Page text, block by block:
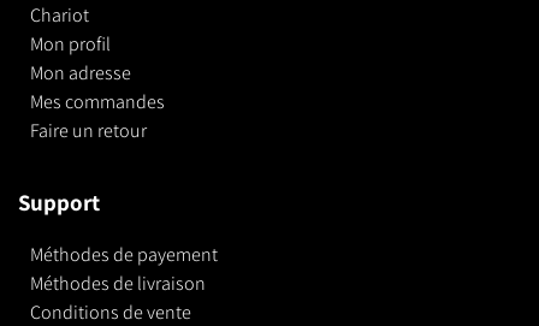
Chariot
Mon profil
Mon adresse
Mes commandes
Faire un retour
Support
Méthodes de payement
Méthodes de livraison
Conditions de vente